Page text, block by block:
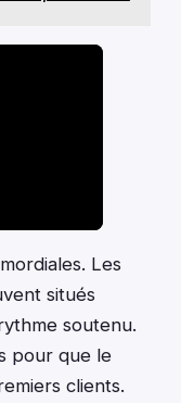
Les
situés
soutenu.
pour que le
clients.